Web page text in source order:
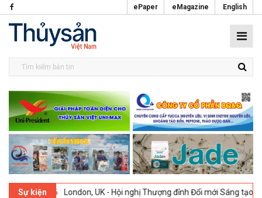
ePaper eMagazine English
Sự kiện
2026 London, UK - Hội nghị Thượng đỉnh Đổi mới Sáng tạo trong